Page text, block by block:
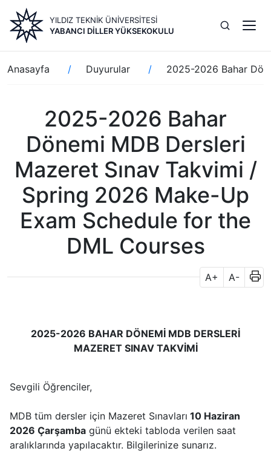
içeriğe
atla
YILDIZ TEKNİK ÜNİVERSİTESİ
YABANCI DILLER YÜKSEKOKULU
Sayfa
yolu
Anasayfa Duyurular 2025-2026 Bahar
2025-2026 Bahar
Dönemi MDB Dersleri
Mazeret Sınav Takvimi /
Spring 2026 Make-Up
Exam Schedule for the
DML Courses
A+ A-
2025-2026 BAHAR DÖNEMİ MDB DERSLERİ
MAZERET SINAV TAKVİMİ
Sevgili Öğrenciler,
MDB tüm dersler için Mazeret Sınavları 10 Haziran
2026 Çarşamba günü ekteki tabloda verilen saat
aralıklarında yapılacaktır. Bilgilerinize sunarız.